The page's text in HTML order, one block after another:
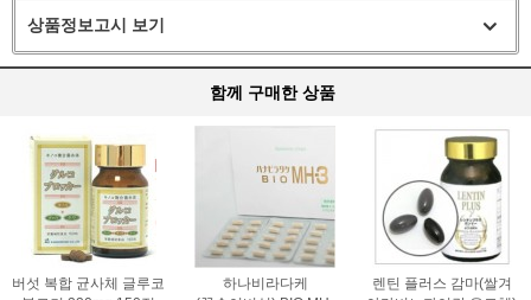
상품정보고시 보기
함께 구매한 상품
버섯 복합 균사체 글루코
하나비라다케
렌틴 플러스 감마(쌀겨